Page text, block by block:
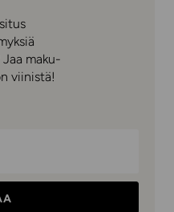
maku-
viinistä!